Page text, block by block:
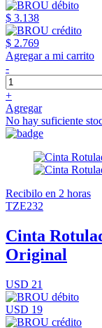
$ 3.138
$ 2.769
Agregar a mi carrito
-
+
Agregar
No hay suficiente
Recibilo en 2 horas
TZE232
Cinta
Original
USD 21
USD 19